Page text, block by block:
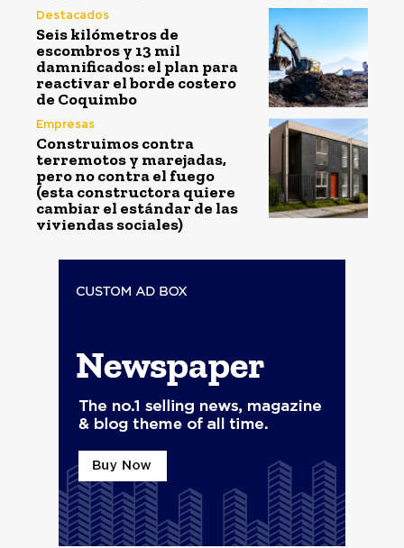
Destacados
Seis kilómetros de
escombros y 13 mil
damnificados: el plan para
reactivar el borde costero
de Coquimbo
Empresas
Construimos contra
terremotos y marejadas,
pero no contra el fuego
(esta constructora quiere
cambiar el estándar de las
viviendas sociales)